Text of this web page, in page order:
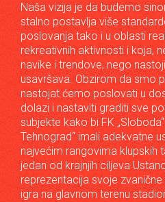
Naša vizija je da budemo
stalno postavlja više
poslovanja tako i u oblasti
rekreativnih aktivnosti i koja,
navike i trendove, nego
usavršava. Obzirom da smo
nastojat ćemo poslovati u
dolazi i nastaviti graditi sve
subjekte kako bi FK
Tehnograd“ imali adekvatne
najvećim rangovima klupskih
jedan od krajnjih ciljeva
reprezentacija svoje
igra na glavnom terenu